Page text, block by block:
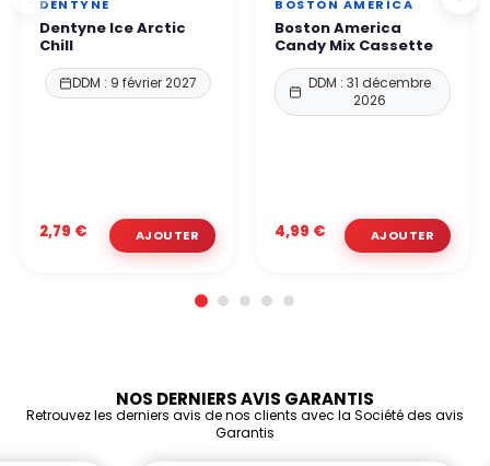
DENTYNE
Dentyne Ice Arctic
Chill
DDM : 9 février 2027
2,79 €
BOSTON AMERICA
Boston America
Candy Mix Cassette
DDM : 31 décembre
2026
4,99 €
NOS DERNIERS AVIS GARANTIS
Retrouvez les derniers avis de nos clients avec la Société des avis
Garantis